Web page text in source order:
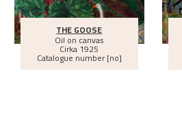
THE GOOSE
Oil on canvas
Cirka1925
Catalogue number [no]